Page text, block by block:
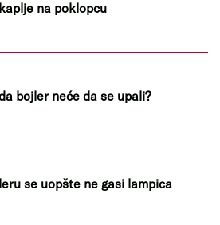
na poklopcu
bojler neće da se upali?
se uopšte ne gasi lampica